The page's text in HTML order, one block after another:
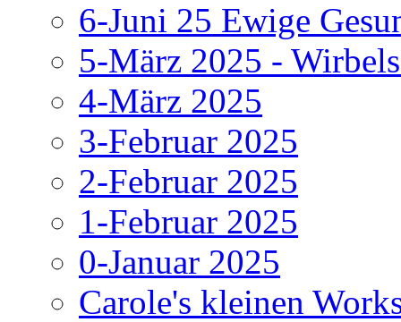
6-Juni 25 Ewige
5-März 2025 -
4-März 2025
3-Februar 2025
2-Februar 2025
1-Februar 2025
0-Januar 2025
Carole's kleinen